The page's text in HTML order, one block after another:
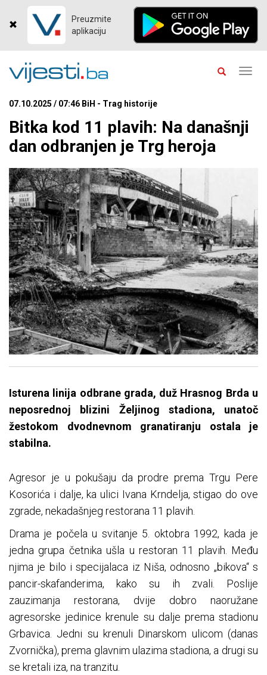
Preuzmite
aplikaciju
07.10.2025 / 07:46 BiH - Trag historije
Bitka kod 11 plavih: Na današnji
dan odbranjen je Trg heroja
Isturena linija odbrane grada, duž Hrasnog Brda u
neposrednoj blizini Željinog stadiona, unatoč
žestokom dvodnevnom granatiranju ostala je
stabilna.
Agresor je u pokušaju da prodre prema Trgu Pere
Kosorića i dalje, ka ulici Ivana Krndelja, stigao do ove
zgrade, nekadašnjeg restorana 11 plavih.
Drama je počela u svitanje 5. oktobra 1992, kada je
jedna grupa četnika ušla u restoran 11 plavih. Među
njima je bilo i specijalaca iz Niša, odnosno „bikova“ s
pancir-skafanderima, kako su ih zvali. Poslije
zauzimanja restorana, dvije dobro naoružane
agresorske jedinice krenule su dalje prema stadionu
Grbavica. Jedni su krenuli Dinarskom ulicom (danas
Zvornička), prema glavnim ulazima stadiona, a drugi su
se kretali iza, na tranzitu.